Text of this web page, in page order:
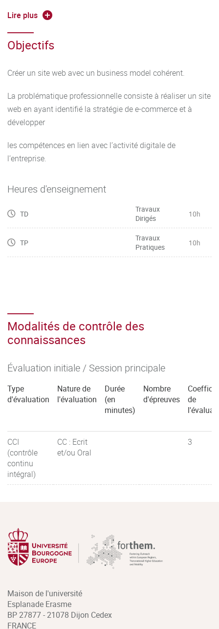
Création d’un site web, de son architecture (proposition
d’une url, conception d’une maquette du site, prévision des
fonctionnalités,
la stratégie éditoriale, tunnel de conversion)
Proposition d’un business model simple où la création et la
délivrance de valeur pourront être identifiées facilement.
Lire plus
Objectifs
Créer un site web avec un business model cohérent.
La problématique professionnelle consiste à réaliser un site
web en ayant identifié la stratégie de e-commerce et à
développer
les compétences en lien avec l’activité digitale de
l’entreprise.
Heures d'enseignement
TD
Travaux
Dirigés
10h
TP
Travaux
Pratiques
10h
Modalités de contrôle des
connaissances
Évaluation initiale / Session principale
Type
d'évaluation
Nature de
l'évaluation
Durée
(en
minutes)
Nombre
d'épreuves
de
CCI
(contrôle
continu
intégral)
CC : Ecrit
et/ou Oral
3
Maison de l'université
Esplanade Erasme
BP 27877 - 21078 Dijon Cedex
FRANCE